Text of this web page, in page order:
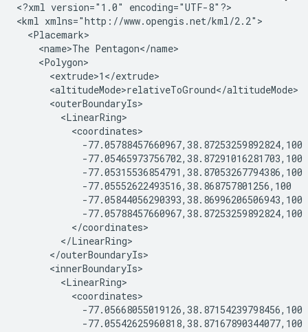
<?xml version="1.0" encoding="UTF-8"?>
<kml xmlns="http://www.opengis.net/kml/2.2">
  <Placemark>
    <name>The Pentagon</name>
    <Polygon>
      <extrude>1</extrude>
      <altitudeMode>relativeToGround</altitudeMode>
      <outerBoundaryIs>
        <LinearRing>
          <coordinates>
            -77.05788457660967,38.87253259892824,100
            -77.05465973756702,38.87291016281703,100
            -77.05315536854791,38.87053267794386,100
            -77.05552622493516,38.868757801256,100
            -77.05844056290393,38.86996206506943,100
            -77.05788457660967,38.87253259892824,100
          </coordinates>
        </LinearRing>
      </outerBoundaryIs>
      <innerBoundaryIs>
        <LinearRing>
          <coordinates>
            -77.05668055019126,38.87154239798456,100
            -77.05542625960818,38.87167890344077,100